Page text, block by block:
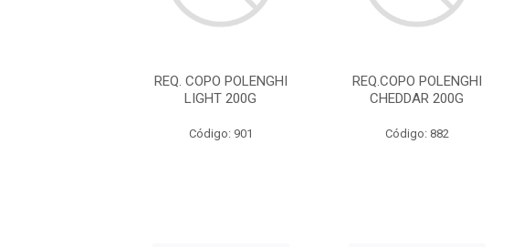
REQ. COPO POLENGHI
LIGHT 200G
Código: 901
REQ.COPO POLENGHI
CHEDDAR 200G
Código: 882